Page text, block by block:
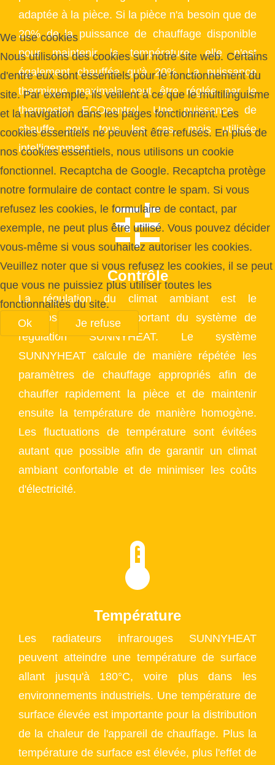
adaptée à la pièce. Si la pièce n'a besoin que de
20% de la puissance de chauffage disponible
pour maintenir la température, elle n'est
également chauffée qu'à 20%. La puissance
thermique maximale peut être réglée par le
thermostat ECOcontrol. Une puissance de
chauffe pour tous les cas, mais utilisée
intelligemment.
Contrôle
La régulation du climat ambiant est le
composant le plus important du système de
régulation SUNNYHEAT. Le système
SUNNYHEAT calcule de manière répétée les
paramètres de chauffage appropriés afin de
chauffer rapidement la pièce et de maintenir
ensuite la température de manière homogène.
Les fluctuations de température sont évitées
autant que possible afin de garantir un climat
ambiant confortable et de minimiser les coûts
d'électricité.
Température
Les radiateurs infrarouges SUNNYHEAT
peuvent atteindre une température de surface
allant jusqu'à 180°C, voire plus dans les
environnements industriels. Une température de
surface élevée est importante pour la distribution
de la chaleur de l'appareil de chauffage. Plus la
température de surface est élevée, plus l'effet de
We use cookies
Nous utilisons des cookies sur notre site web. Certains
d'entre eux sont essentiels pour le fonctionnement du
site. Par exemple, ils veillent à ce que le multilinguisme
et la navigation dans les pages fonctionnent. Les
cookies essentiels ne peuvent être refusés. En plus de
nos cookies essentiels, nous utilisons un cookie
fonctionnel. Recaptcha de Google. Recaptcha protège
notre formulaire de contact contre le spam. Si vous
refusez les cookies, le formulaire de contact, par
exemple, ne peut plus être utilisé. Vous pouvez décider
vous-même si vous souhaitez autoriser les cookies.
Veuillez noter que si vous refusez les cookies, il se peut
que vous ne puissiez plus utiliser toutes les
fonctionnalités du site.
Ok
Je refuse